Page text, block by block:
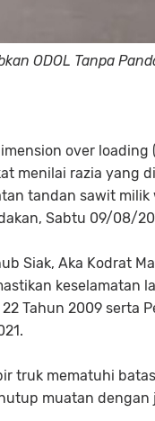
ODOL Tanpa
over loading
menilai razia yang
tandan sawit
Sabtu 09/08/
Siak, Aka Kodrat
keselamatan
Tahun 2009 serta
truk mematuhi
muatan dengan